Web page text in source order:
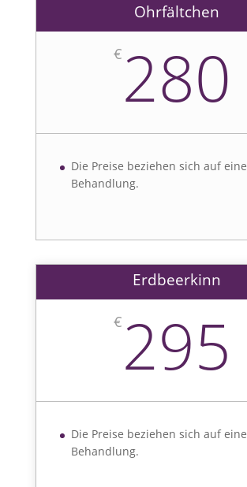
Ohrfältchen
€ 280
Die Preise beziehen sich auf eine
Behandlung.
Erdbeerkinn
€ 295
Die Preise beziehen sich auf eine
Behandlung.